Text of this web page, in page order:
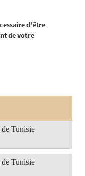
d'être
de votre
Tunisie
Tunisie